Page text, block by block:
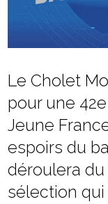
Le Cholet
pour une
Jeune
espoirs du
déroulera du
sélection